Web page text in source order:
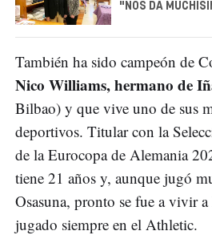
"NOS DA
También ha sido campeón de
Nico Williams, hermano de
Bilbao) y que vive uno de sus
deportivos. Titular con la
de la Eurocopa de Alemania
tiene 21 años y, aunque jugó
Osasuna, pronto se fue a vivir
jugado siempre en el Athletic.